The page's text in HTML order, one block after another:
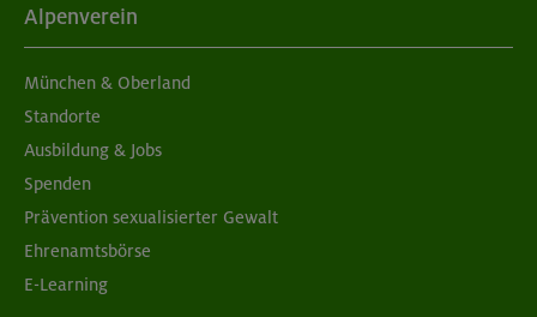
Alpenverein
München & Oberland
Standorte
Ausbildung & Jobs
Spenden
Prävention sexualisierter Gewalt
Ehrenamtsbörse
E-Learning